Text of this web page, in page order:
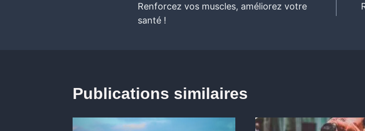
Renforcez vos muscles, améliorez votre
santé !
Publications similaires